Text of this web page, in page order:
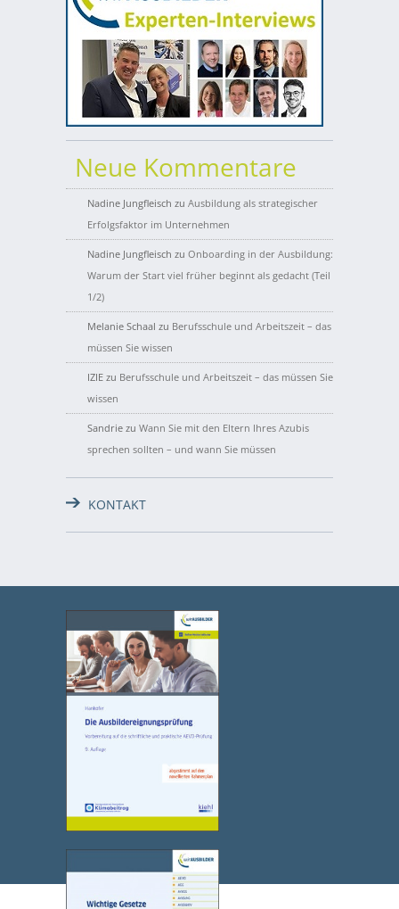
Neue Kommentare
Nadine Jungfleisch zu Ausbildung als strategischer
Erfolgsfaktor im Unternehmen
Nadine Jungfleisch zu Onboarding in der Ausbildung:
Warum der Start viel früher beginnt als gedacht (Teil
1/2)
Melanie Schaal zu Berufsschule und Arbeitszeit – das
müssen Sie wissen
IZIE zu Berufsschule und Arbeitszeit – das müssen Sie
wissen
Sandrie zu Wann Sie mit den Eltern Ihres Azubis
sprechen sollten – und wann Sie müssen
KONTAKT